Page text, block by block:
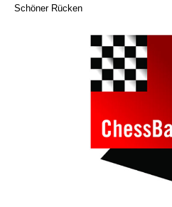
Schöner Rücken